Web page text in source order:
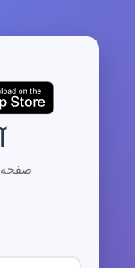
صفحه 1 از 343 | مجموع 3425 آرشیو